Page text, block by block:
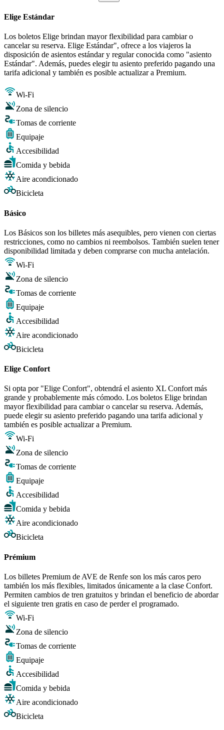
Elige Estándar
Los boletos Elige brindan mayor flexibilidad para cambiar o
cancelar su reserva. Elige Estándar", ofrece a los viajeros la
disposición de asientos estándar y regular conocida como "asiento
Estándar". Además, puedes elegir tu asiento preferido pagando una
tarifa adicional y también es posible actualizar a Premium.
Wi-Fi
Zona de silencio
Tomas de corriente
Equipaje
Accesibilidad
Comida y bebida
Aire acondicionado
Bicicleta
Básico
Los Básicos son los billetes más asequibles, pero vienen con ciertas
restricciones, como no cambios ni reembolsos. También suelen tener
disponibilidad limitada y deben comprarse con mucha antelación.
Wi-Fi
Zona de silencio
Tomas de corriente
Equipaje
Accesibilidad
Aire acondicionado
Bicicleta
Elige Confort
Si opta por "Elige Confort", obtendrá el asiento XL Confort más
grande y probablemente más cómodo. Los boletos Elige brindan
mayor flexibilidad para cambiar o cancelar su reserva. Además,
puede elegir su asiento preferido pagando una tarifa adicional y
también es posible actualizar a Premium.
Wi-Fi
Zona de silencio
Tomas de corriente
Equipaje
Accesibilidad
Comida y bebida
Aire acondicionado
Bicicleta
Prémium
Los billetes Premium de AVE de Renfe son los más caros pero
también los más flexibles, limitados únicamente a la clase Confort.
Permiten cambios de tren gratuitos y brindan el beneficio de abordar
el siguiente tren gratis en caso de perder el programado.
Wi-Fi
Zona de silencio
Tomas de corriente
Equipaje
Accesibilidad
Comida y bebida
Aire acondicionado
Bicicleta